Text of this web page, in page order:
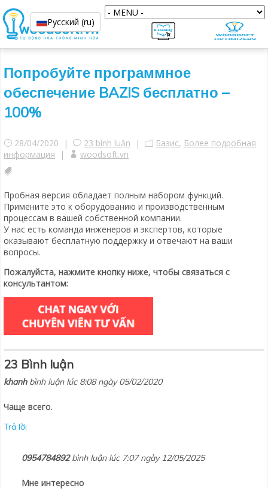
Попробуйте программное
обеспечение BAZIS бесплатно –
100%
28/04/2020 | 23 bình luận | Базис, Более подробная
информация | woodsoft.vn
Пробная версия обладает полным набором функций.
Примените это к оборудованию и производственным
процессам в вашей собственной компании.
У нас есть команда инженеров и экспертов, которые
оказывают бесплатную поддержку и отвечают на ваши
вопросы.
Пожалуйста, нажмите кнопку ниже, чтобы связаться с
консультантом:
23 Bình luận
khanh bình luận lúc 8:08 ngày 05/02/2020
Чаще всего.
Trả lời
0954784892 bình luận lúc 7:07 ngày 12/05/2025
Мне интересно
Русский (ru)